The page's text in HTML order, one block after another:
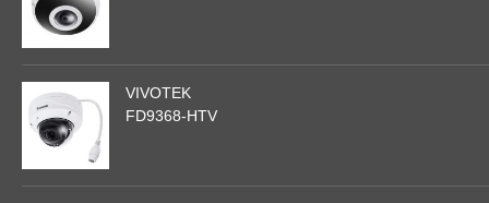
VIVOTEK
FD9368-HTV